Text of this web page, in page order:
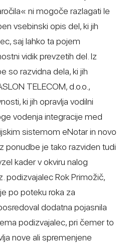
ni mogoče razlagati le
vsebinski opis del, ki jih
saj lahko ta pojem
vidik prevzetih del. Iz
so razvidna dela, ki jih
TELECOM, d.o.o.,
ki jih opravlja vodilni
vodenja integracije med
sistemom eNotar in novo
ponudbe je tako razviden tudi
kader v okviru nalog
podizvajalec Rok Primožič,
po poteku roka za
dodatna pojasnila
podizvajalec, pri čemer to
nove ali spremenjene